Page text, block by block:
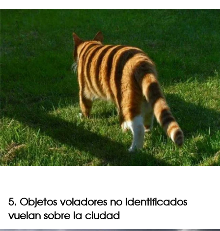
5. Objetos voladores no identificados
vuelan sobre la ciudad